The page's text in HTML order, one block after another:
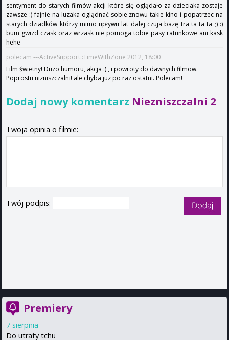
sentyment do starych filmów akcji które się oglądało za dzieciaka zostaje
zawsze :) fajnie na luzaka oglądnać sobie znowu takie kino i popatrzec na
starych dziadków którzy mimo upływu lat dalej czuja bazę tra ta ta ta ;) :)
bum gwizd czask oraz wrzask nie pomoga tobie pasy ratunkowe ani kask
hehe
polecam ---ActiveSupport::TimeWithZone 2012, 18:00
Film świetny! Duzo humoru, akcja :) , i powroty do dawnych filmow.
Poprostu nizniszczalni! ale chyba juz po raz ostatni. Polecam!
Dodaj nowy komentarz Niezniszczalni 2
Twoja opinia o filmie:
Twój podpis:
Premiery
7 sierpnia
Do utraty tchu